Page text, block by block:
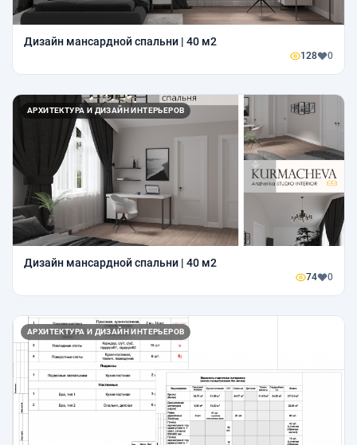
Дизайн мансардной спальни | 40 м2
128 0
АРХИТЕКТУРА И ДИЗАЙН ИНТЕРЬЕРОВ
Дизайн мансардной спальни | 40 м2
74 0
АРХИТЕКТУРА И ДИЗАЙН ИНТЕРЬЕРОВ